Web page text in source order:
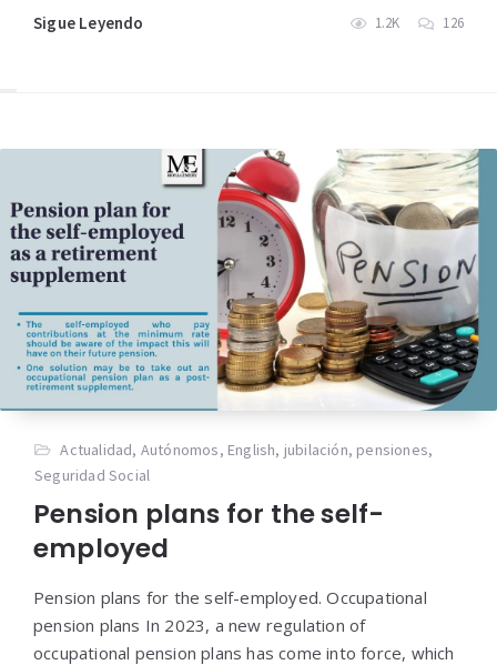
Sigue Leyendo 1.2K 126
Actualidad, Autónomos, English, jubilación, pensiones,
Seguridad Social
Pension plans for the self-
employed
Pension plans for the self-employed. Occupational
pension plans In 2023, a new regulation of
occupational pension plans has come into force, which